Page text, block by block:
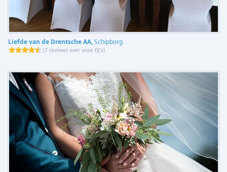
Liefde van de Drentsche AA,Schipborg
(7 reviews over onze DJ's)